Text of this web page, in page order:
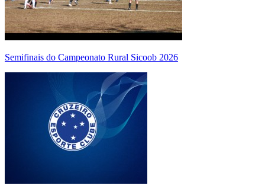
Semifinais do Campeonato Rural Sicoob 2026